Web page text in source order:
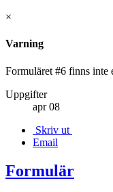
×
Varning
Formuläret #6 finns inte
Uppgifter
apr08
Skriv ut
Email
Formulär